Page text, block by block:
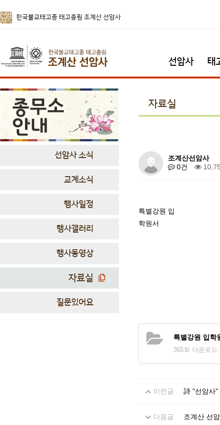
한국불교태고종 태고총림 조계산 선암사
선암사 태
선암사 소식
교계소식
행사일정
행사갤러리
행사동영상
자료실
질문있어요
자료실
조계산선암사
0건
특별강원 입
학원서
특별강원 입학
365회 다운로드
이전글 詩 "선암사"
다음글 조계산 선